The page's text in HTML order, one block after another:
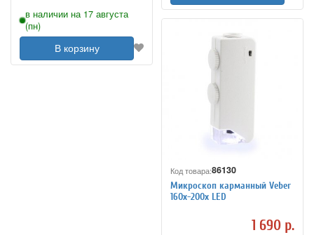
в наличии на 17 августа
(пн)
В корзину
Код товара:86130
Микроскоп карманный Veber
160x-200х LED
1 690 р.